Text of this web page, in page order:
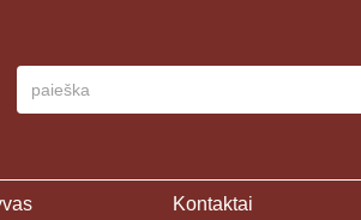
Kontaktai